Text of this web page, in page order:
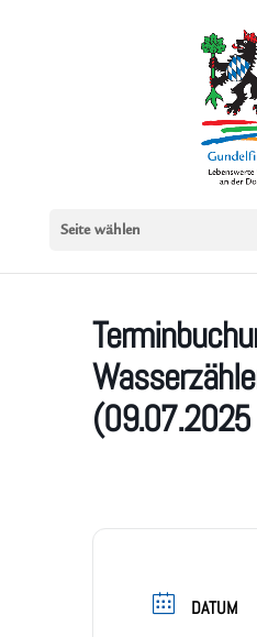
Seite wählen
DATUM